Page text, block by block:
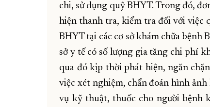
chi, sử dụng quỹ BHYT. Trong đó,
hiện thanh tra, kiểm tra đối với việc
BHYT tại các cơ sở khám chữa bệnh
sở y tế có số lượng gia tăng chi phí
qua đó kịp thời phát hiện, ngăn
việc xét nghiệm, chẩn đoán hình
vụ kỹ thuật, thuốc cho người bệnh